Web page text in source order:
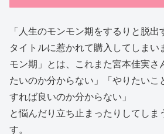
「人生のモンモン期をするりと脱
タイトルに惹かれて購入してしまい
モン期」とは、これまた宮本佳実さ
たいのか分からない」「やりたいこ
すれば良いのか分からない」
と悩んだり立ち止まったりしてしま
す。